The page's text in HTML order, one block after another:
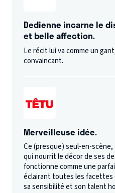
Dedienne incarne le
et belle affection.
Le récit lui va comme un
convaincant.
Merveilleuse idée.
Ce (presque) seul-en-
qui nourrit le décor de ses
fonctionne comme une
éclairant toutes les facettes
sa sensibilité et son talent